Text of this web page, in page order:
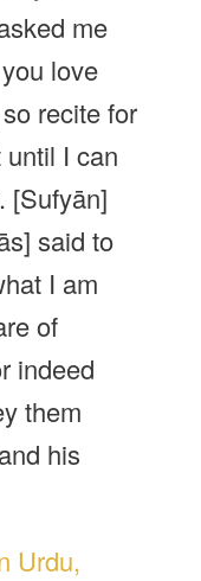
me
love
recite for
I can
[Sufyān]
said to
I am
of
indeed
them
his
Urdu,